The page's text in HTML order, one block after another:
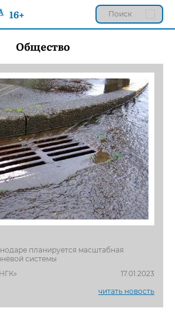
Общество
планируется масштабная
системы
17.01.2023
читать новость
16+